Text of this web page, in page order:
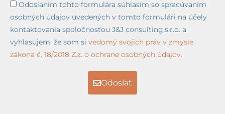
Odoslaním tohto formulára súhlasím so spracúvaním
osobných údajov uvedených v tomto formulári na účely
kontaktovania spoločnosťou J&J consulting,s.r.o. a
vyhlasujem, že som si vedomý svojich práv v zmysle
zákona č. 18/2018 Z.z. o ochrane osobných údajov.
Odoslať